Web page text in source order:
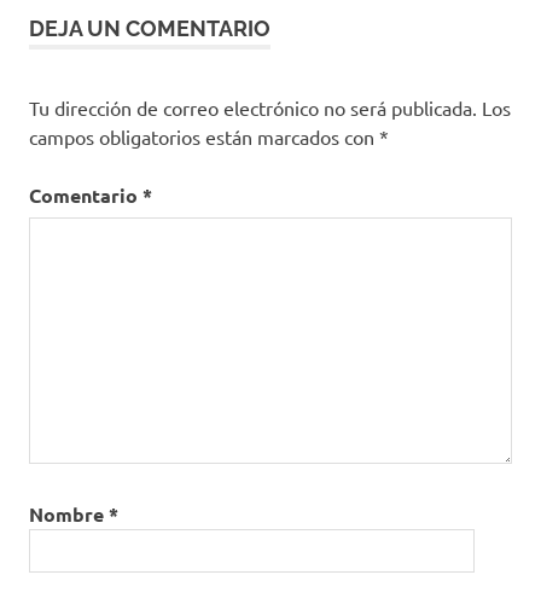
balayage
entradas
DEJA UN COMENTARIO
Tu dirección de correo electrónico no será publicada. Los
campos obligatorios están marcados con *
Comentario *
Nombre*